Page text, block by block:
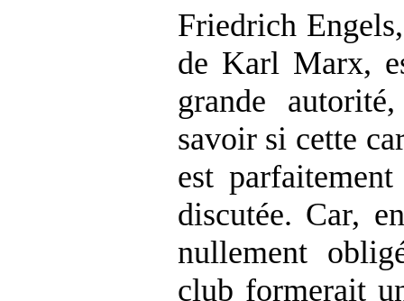
Friedrich
de Karl Marx,
grande
savoir si cette
est
discutée. Car,
nullement
club formerait